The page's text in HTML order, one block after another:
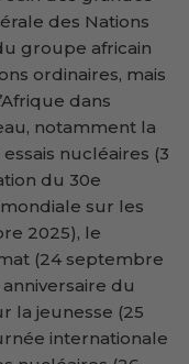
des Nations
groupe africain
ordinaires, mais
dans
notamment la
nucléaires (3
du 30e
sur les
2025), le
(24 septembre
du
la jeunesse (25
internationale